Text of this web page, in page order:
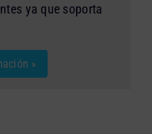
ya que soporta
»